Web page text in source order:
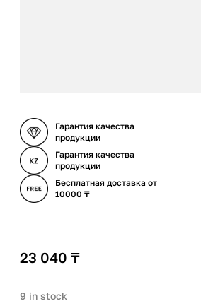
Гарантия качества
продукции
Гарантия качества
продукции
Бесплатная доставка от
10000 ₸
23 040 ₸
9 in stock